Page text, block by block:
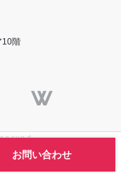
10階
お問い合わせ